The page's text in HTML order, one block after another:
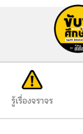
รู้เรื่องจราจร